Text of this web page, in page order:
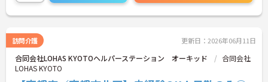
週2回程度の勤務、1回の勤務でしっかりと稼ぎたい
方にもおすすめです。
せください。さらに詳細などお伝えします。
訪問介護 更新日：2026年06月11日
合同会社LOHAS KYOTOヘルパーステーション オーキッド
合同会社
LOHAS KYOTO